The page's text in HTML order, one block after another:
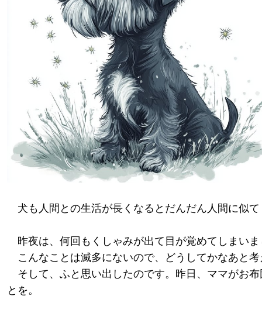
犬も人間との生活が長くなるとだんだん人間に似
昨夜は、何回もくしゃみが出て目が覚めてしまい
こんなことは滅多にないので、どうしてかなあと
そして、ふと思い出したのです。昨日、ママがお
とを。